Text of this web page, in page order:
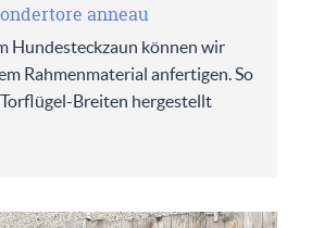
anneau
Hundesteckzaun können wir
Rahmenmaterial anfertigen. So
Breiten hergestellt